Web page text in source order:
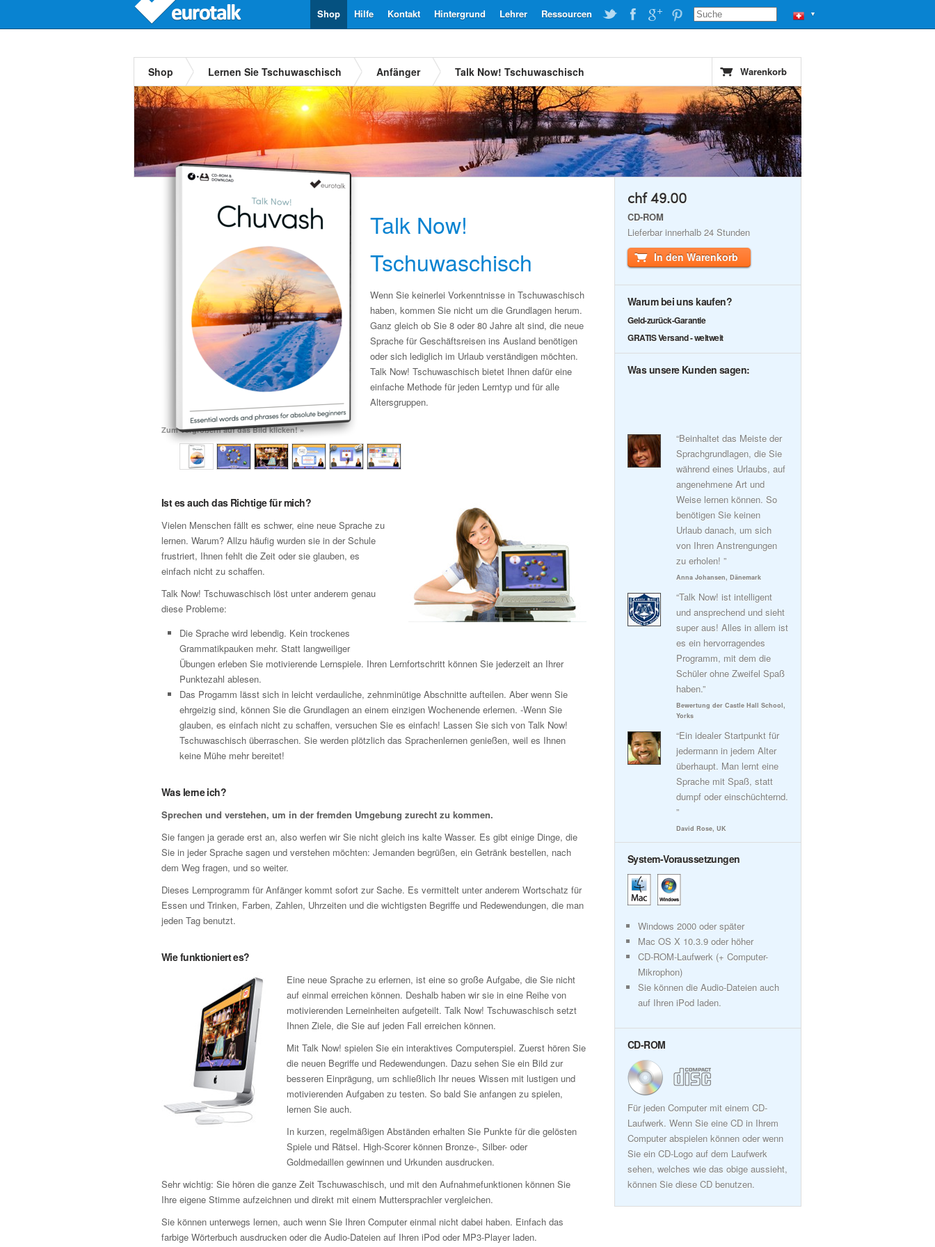
▼
Ressourcen
Lehrer
Hintergrund
Kontakt
Hilfe
Shop
Shop Lernen Sie Tschuwaschisch Anfänger Talk Now! Tschuwaschisch Warenkorb
Talk Now!
Tschuwaschisch
Wenn Sie keinerlei Vorkenntnisse in Tschuwaschisch
haben, kommen Sie nicht um die Grundlagen herum.
Ganz gleich ob Sie 8 oder 80 Jahre alt sind, die neue
Sprache für Geschäftsreisen ins Ausland benötigen
oder sich lediglich im Urlaub verständigen möchten.
Talk Now! Tschuwaschisch bietet Ihnen dafür eine
einfache Methode für jeden Lerntyp und für alle
Altersgruppen.
Zum Vergrößern auf das Bild klicken! »
Ist es auch das Richtige für mich?
Vielen Menschen fällt es schwer, eine neue Sprache zu
lernen. Warum? Allzu häufig wurden sie in der Schule
frustriert, Ihnen fehlt die Zeit oder sie glauben, es
einfach nicht zu schaffen.
Talk Now! Tschuwaschisch löst unter anderem genau
diese Probleme:
Die Sprache wird lebendig. Kein trockenes
Grammatikpauken mehr. Statt langweiliger
Übungen erleben Sie motivierende Lernspiele. Ihren Lernfortschritt können Sie jederzeit an Ihrer
Punktezahl ablesen.
Das Progamm lässt sich in leicht verdauliche, zehnminütige Abschnitte aufteilen. Aber wenn Sie
ehrgeizig sind, können Sie die Grundlagen an einem einzigen Wochenende erlernen. -Wenn Sie
glauben, es einfach nicht zu schaffen, versuchen Sie es einfach! Lassen Sie sich von Talk Now!
Tschuwaschisch überraschen. Sie werden plötzlich das Sprachenlernen genießen, weil es Ihnen
keine Mühe mehr bereitet!
Was lerne ich?
Sprechen und verstehen, um in der fremden Umgebung zurecht zu kommen.
Sie fangen ja gerade erst an, also werfen wir Sie nicht gleich ins kalte Wasser. Es gibt einige Dinge, die
Sie in jeder Sprache sagen und verstehen möchten: Jemanden begrüßen, ein Getränk bestellen, nach
dem Weg fragen, und so weiter.
Dieses Lernprogramm für Anfänger kommt sofort zur Sache. Es vermittelt unter anderem Wortschatz für
Essen und Trinken, Farben, Zahlen, Uhrzeiten und die wichtigsten Begriffe und Redewendungen, die man
jeden Tag benutzt.
Wie funktioniert es?
Eine neue Sprache zu erlernen, ist eine so große Aufgabe, die Sie nicht
auf einmal erreichen können. Deshalb haben wir sie in eine Reihe von
motivierenden Lerneinheiten aufgeteilt. Talk Now! Tschuwaschisch setzt
Ihnen Ziele, die Sie auf jeden Fall erreichen können.
Mit Talk Now! spielen Sie ein interaktives Computerspiel. Zuerst hören Sie
die neuen Begriffe und Redewendungen. Dazu sehen Sie ein Bild zur
besseren Einprägung, um schließlich Ihr neues Wissen mit lustigen und
motivierenden Aufgaben zu testen. So bald Sie anfangen zu spielen,
lernen Sie auch.
In kurzen, regelmäßigen Abständen erhalten Sie Punkte für die gelösten
Spiele und Rätsel. High-Scorer können Bronze-, Silber- oder
Goldmedaillen gewinnen und Urkunden ausdrucken.
Sehr wichtig: Sie hören die ganze Zeit Tschuwaschisch, und mit den Aufnahmefunktionen können Sie
Ihre eigene Stimme aufzeichnen und direkt mit einem Muttersprachler vergleichen.
Sie können unterwegs lernen, auch wenn Sie Ihren Computer einmal nicht dabei haben. Einfach das
farbige Wörterbuch ausdrucken oder die Audio-Dateien auf Ihren iPod oder MP3-Player laden.
chf 49.00
CD-ROM
Lieferbar innerhalb 24 Stunden
In den Warenkorb
Warum bei uns kaufen?
Geld-zurück-Garantie
GRATIS Versand - weltweit
Was unsere Kunden sagen:
“Beinhaltet das Meiste der
Sprachgrundlagen, die Sie
während eines Urlaubs, auf
angenehmene Art und
Weise lernen können. So
benötigen Sie keinen
Urlaub danach, um sich
von Ihren Anstrengungen
zu erholen! ”
Anna Johansen, Dänemark
“Talk Now! ist intelligent
und ansprechend und sieht
super aus! Alles in allem ist
es ein hervorragendes
Programm, mit dem die
Schüler ohne Zweifel Spaß
haben.”
Bewertung der Castle Hall School,
Yorks
“Ein idealer Startpunkt für
jedermann in jedem Alter
überhaupt. Man lernt eine
Sprache mit Spaß, statt
dumpf oder einschüchternd.
”
David Rose, UK
System-Voraussetzungen
Windows 2000 oder später
Mac OS X 10.3.9 oder höher
CD-ROM-Laufwerk (+ Computer-
Mikrophon)
Sie können die Audio-Dateien auch
auf Ihren iPod laden.
CD-ROM
Für jeden Computer mit einem CD-
Laufwerk. Wenn Sie eine CD in Ihrem
Computer abspielen können oder wenn
Sie ein CD-Logo auf dem Laufwerk
sehen, welches wie das obige aussieht,
können Sie diese CD benutzen.